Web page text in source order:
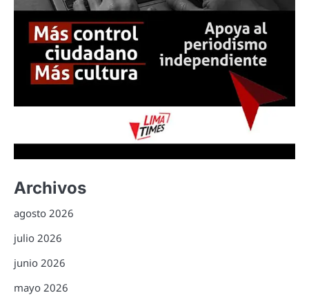
Archivos
agosto 2026
julio 2026
junio 2026
mayo 2026